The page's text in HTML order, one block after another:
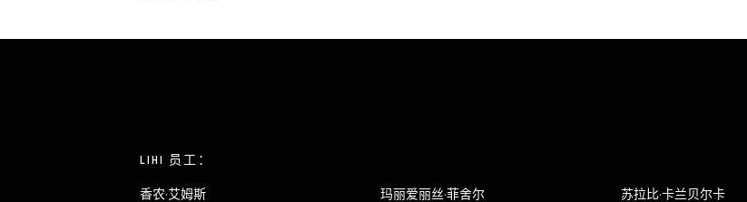
LIHI 员工：
香农·艾姆斯
玛丽爱丽丝·菲舍尔
苏拉比·卡兰贝尔卡